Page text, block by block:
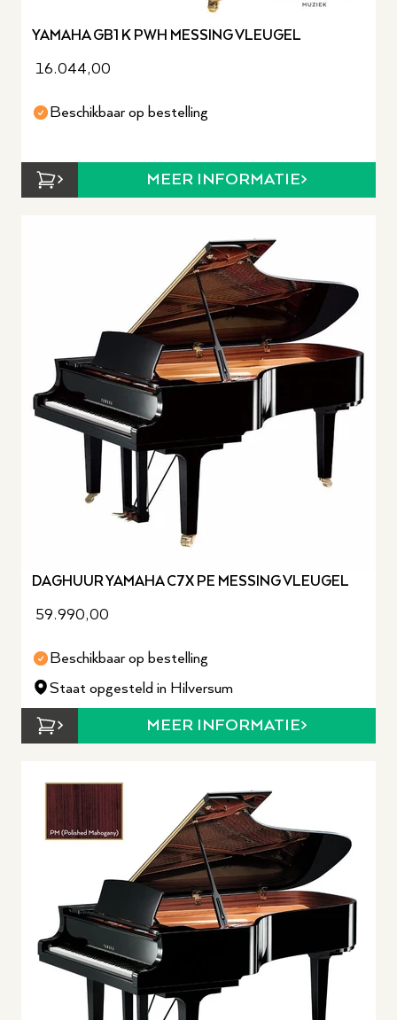
YAMAHA GB1 K PWH MESSING VLEUGEL
16.044,00
Beschikbaar op bestelling
MEER INFORMATIE
DAGHUUR YAMAHA C7X PE MESSING VLEUGEL
59.990,00
Beschikbaar op bestelling
Staat opgesteld in Hilversum
MEER INFORMATIE